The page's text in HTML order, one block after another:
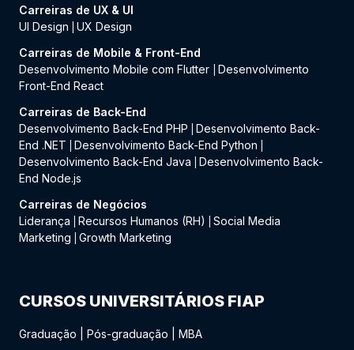
Carreiras de UX & UI
UI Design
UX Design
Carreiras de Mobile & Front-End
Desenvolvimento Mobile com Flutter
Desenvolvimento
Front-End React
Carreiras de Back-End
Desenvolvimento Back-End PHP
Desenvolvimento Back-
End .NET
Desenvolvimento Back-End Python
Desenvolvimento Back-End Java
Desenvolvimento Back-
End Node.js
Carreiras de Negócios
Liderança
Recursos Humanos (RH)
Social Media
Marketing
Growth Marketing
CURSOS UNIVERSITÁRIOS FIAP
Graduação Pós-graduação MBA